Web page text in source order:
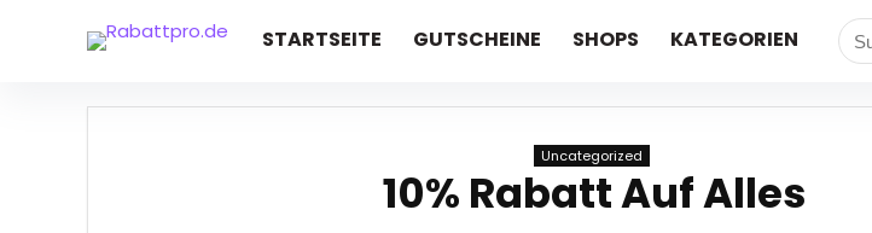
STARTSEITE GUTSCHEINE SHOPS KATEGORIEN
Uncategorized
10% Rabatt Auf Alles